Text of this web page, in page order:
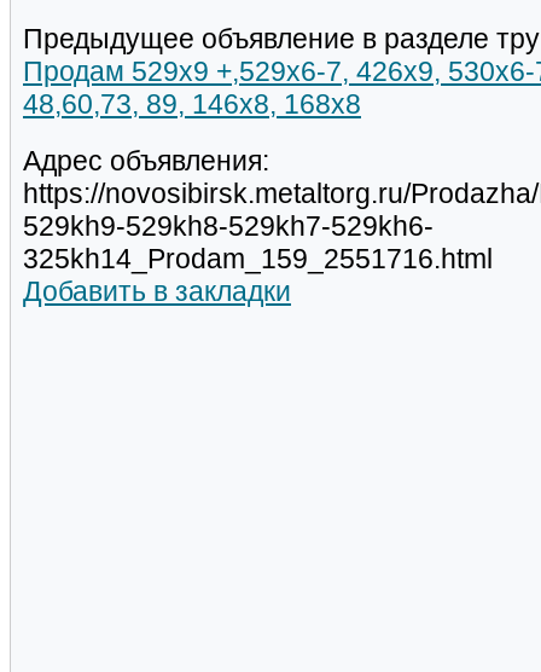
Предыдущее объявление в разделе
Продам 529х9 +,529х6-7, 426х9,
48,60,73, 89, 146х8, 168х8
Адрес объявления:
https://novosibirsk.metaltorg.ru/
529kh9-529kh8-529kh7-529kh6-
325kh14_Prodam_159_2551716.html
Добавить в закладки